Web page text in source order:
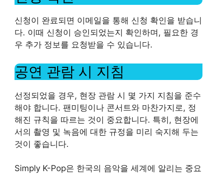
신청이 완료되면 이메일을 통해 신청 확인을 받습니
다. 이때 신청이 승인되었는지 확인하며, 필요한 경
우 추가 정보를 요청받을 수 있습니다.
공연 관람 시 지침
선정되었을 경우, 현장 관람 시 몇 가지 지침을 준수
해야 합니다. 팬미팅이나 콘서트와 마찬가지로, 정
해진 규칙을 따르는 것이 중요합니다. 특히, 현장에
서의 촬영 및 녹음에 대한 규정을 미리 숙지해 두는
것이 좋습니다.
Simply K-Pop은 한국의 음악을 세계에 알리는 중요